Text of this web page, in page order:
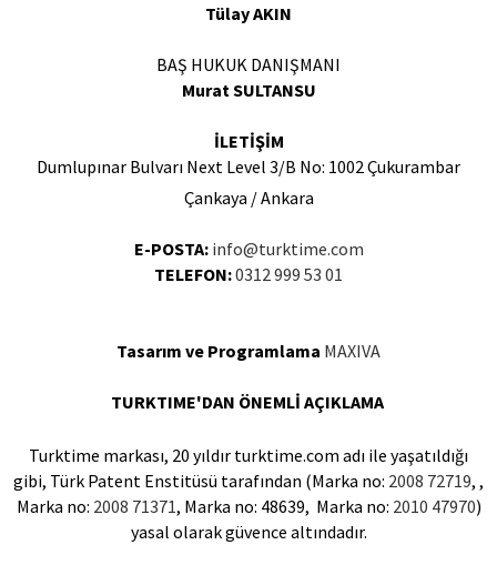
Tülay AKIN
BAŞ HUKUK DANIŞMANI
Murat SULTANSU
İLETİŞİM
Dumlupınar Bulvarı Next Level 3/B No: 1002 Çukurambar
Çankaya / Ankara
E-POSTA: info@turktime.com
TELEFON:0312 999 53 01
Tasarım ve Programlama MAXIVA
TURKTIME'DAN ÖNEMLİ AÇIKLAMA
Turktime markası, 20 yıldır turktime.com adı ile yaşatıldığı
gibi, Türk Patent Enstitüsü tarafından (Marka no: 2008 72719, ,
Marka no: 2008 71371, Marka no: 48639, Marka no: 2010 47970)
yasal olarak güvence altındadır.